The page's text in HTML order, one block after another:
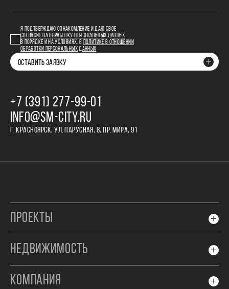
Я ПОДТВЕРЖДАЮ ОЗНАКОМЛЕНИЕ И ДАЮ СВОЕ
СОГЛАСИЕ НА ОБРАБОТКУ ПЕРСОНАЛЬНЫХ ДАННЫХ
В ПОРЯДКЕ И НА УСЛОВИЯХ, В ПОЛИТИКЕ В ОТНОШЕНИИ
ОБРАБОТКИ ПЕРСОНАЛЬНЫХ ДАННЫХ
ОСТАВИТЬ ЗАЯВКУ
+7 (391) 277‒99‒01
INFO@SM-CITY.RU
Г. КРАСНОЯРСК, УЛ. ПАРУСНАЯ, 8, ПР. МИРА, 91
ПРОЕКТЫ
НЕДВИЖИМОСТЬ
КОМПАНИЯ